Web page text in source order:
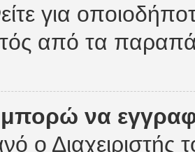
για
από τα
μπορώ να
ο